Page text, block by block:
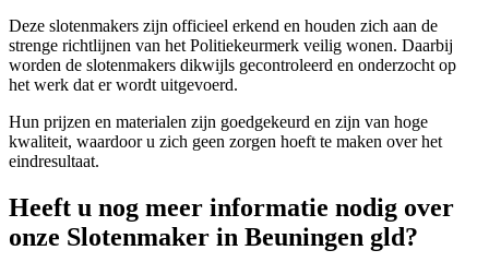
Deze slotenmakers zijn officieel erkend en houden zich aan de
strenge richtlijnen van het Politiekeurmerk veilig wonen. Daarbij
worden de slotenmakers dikwijls gecontroleerd en onderzocht op
het werk dat er wordt uitgevoerd.
Hun prijzen en materialen zijn goedgekeurd en zijn van hoge
kwaliteit, waardoor u zich geen zorgen hoeft te maken over het
eindresultaat.
Heeft u nog meer informatie nodig over
onze Slotenmaker in Beuningen gld?